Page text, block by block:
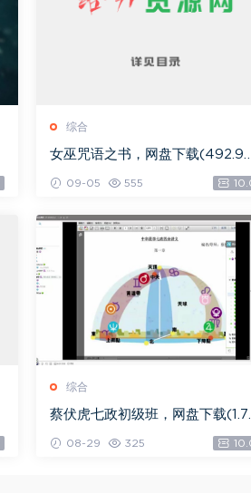
综合
女巫咒语之书，网盘下载
09-05 555
综合
蔡伏虎七政初级班，网盘下载
08-29 325